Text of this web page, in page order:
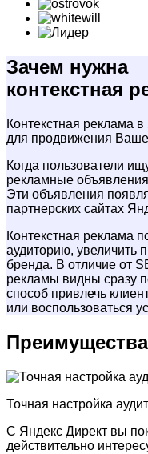
Зачем нужна
контекстная
Контекстная реклама
для продвижения
Когда пользователи
рекламные
Эти объявления
партнерских сайтах
Контекстная реклама
аудиторию, увеличить
бренда. В отличие от
рекламы видны сразу
способ привлечь
или воспользоваться
Преимущества
Точная настройка
С Яндекс Директ вы
действительно